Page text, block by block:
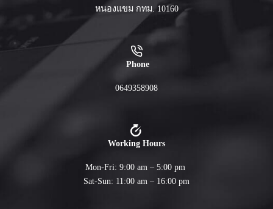
หนองแขม กทม. 10160
Phone
0649358908
Working Hours
Mon-Fri: 9:00 am – 5:00 pm
Sat-Sun: 11:00 am – 16:00 pm